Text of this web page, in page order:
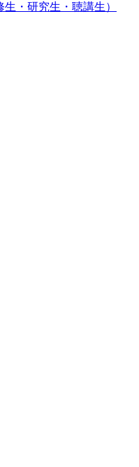
・研究生・聴講生）